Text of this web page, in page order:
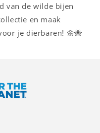
van de wilde bijen
en maak
je dierbaren! 🌼🐝